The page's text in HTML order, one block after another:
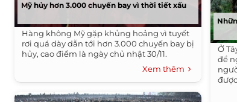
Mỹ hủy hơn 3.000 chuyến bay vì thời tiết xấu
Hàng không Mỹ gặp khủng hoảng vì tuyết
rơi quá dày dẫn tới hơn 3.000 chuyến bay bị
hủy, cao điểm là ngày chủ nhật 30/11.
Xem thêm
Ở
để